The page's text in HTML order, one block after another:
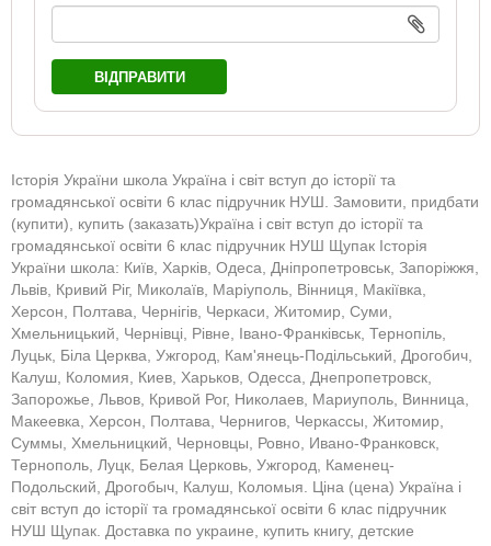
ВІДПРАВИТИ
Історія України школа Україна і світ вступ до історії та
громадянської освіти 6 клас підручник НУШ. Замовити, придбати
(купити), купить (заказать)Україна і світ вступ до історії та
громадянської освіти 6 клас підручник НУШ Щупак Історія
України школа: Київ, Харків, Одеса, Дніпропетровськ, Запоріжжя,
Львів, Кривий Ріг, Миколаїв, Маріуполь, Вінниця, Макіївка,
Херсон, Полтава, Чернігів, Черкаси, Житомир, Суми,
Хмельницький, Чернівці, Рівне, Івано-Франківськ, Тернопіль,
Луцьк, Біла Церква, Ужгород, Кам'янець-Подільський, Дрогобич,
Калуш, Коломия, Киев, Харьков, Одесса, Днепропетровск,
Запорожье, Львов, Кривой Рог, Николаев, Мариуполь, Винница,
Макеевка, Херсон, Полтава, Чернигов, Черкассы, Житомир,
Суммы, Хмельницкий, Черновцы, Ровно, Ивано-Франковск,
Тернополь, Луцк, Белая Церковь, Ужгород, Каменец-
Подольский, Дрогобыч, Калуш, Коломыя. Ціна (цена) Україна і
світ вступ до історії та громадянської освіти 6 клас підручник
НУШ Щупак. Доставка по украине, купить книгу, детские